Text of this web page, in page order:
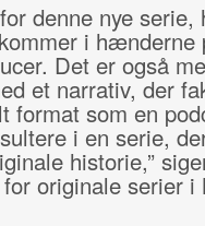
denne nye serie,
i hænderne
Det er også
et narrativ, der
format som en
i en serie,
historie,”
originale serier i